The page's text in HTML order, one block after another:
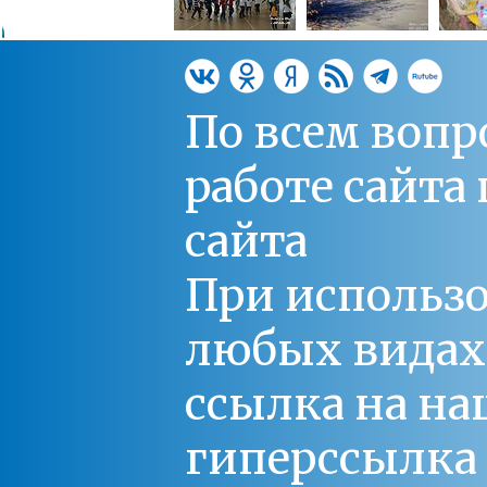
По всем
работе
сайта
При
любых
ссылка на